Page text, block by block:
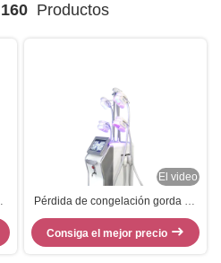
160 Productos
El video
Pérdida de congelación gorda de
Cryolipolysis que adelgaza la
máquina del Rf de la cavitación
del vacío de la máquina
Consiga el mejor precio